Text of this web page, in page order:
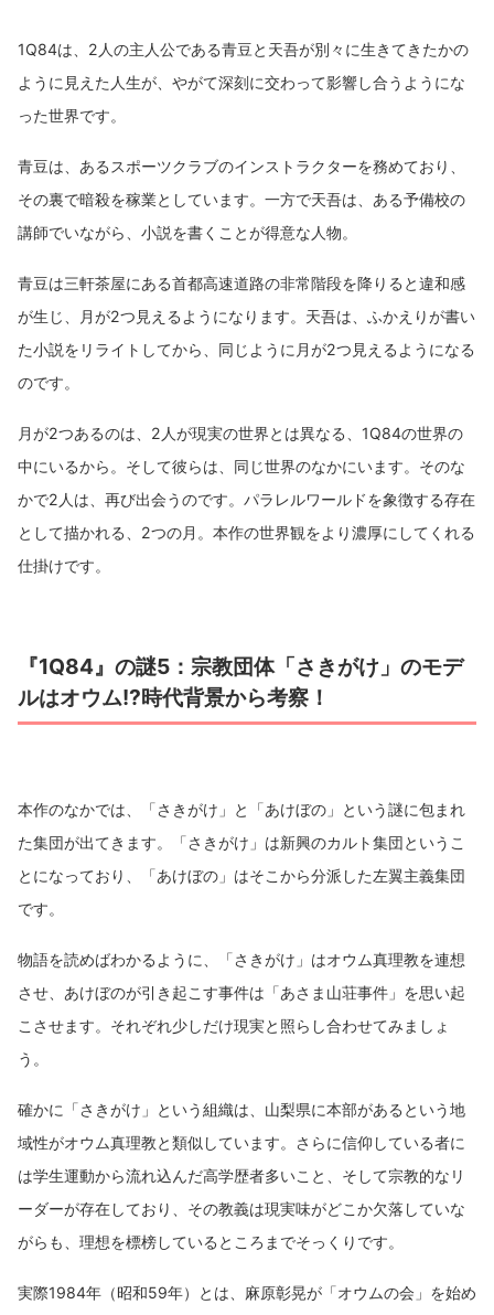
1Q84は、2人の主人公である青豆と天吾が別々に生きてきたかの
ように見えた人生が、やがて深刻に交わって影響し合うようにな
った世界です。
青豆は、あるスポーツクラブのインストラクターを務めており、
その裏で暗殺を稼業としています。一方で天吾は、ある予備校の
講師でいながら、小説を書くことが得意な人物。
青豆は三軒茶屋にある首都高速道路の非常階段を降りると違和感
が生じ、月が2つ見えるようになります。天吾は、ふかえりが書い
た小説をリライトしてから、同じように月が2つ見えるようになる
のです。
月が2つあるのは、2人が現実の世界とは異なる、1Q84の世界の
中にいるから。そして彼らは、同じ世界のなかにいます。そのな
かで2人は、再び出会うのです。パラレルワールドを象徴する存在
として描かれる、2つの月。本作の世界観をより濃厚にしてくれる
仕掛けです。
『1Q84』の謎5：宗教団体「さきがけ」のモデ
ルはオウム!?時代背景から考察！
本作のなかでは、「さきがけ」と「あけぼの」という謎に包まれ
た集団が出てきます。「さきがけ」は新興のカルト集団というこ
とになっており、「あけぼの」はそこから分派した左翼主義集団
です。
物語を読めばわかるように、「さきがけ」はオウム真理教を連想
させ、あけぼのが引き起こす事件は「あさま山荘事件」を思い起
こさせます。それぞれ少しだけ現実と照らし合わせてみましょ
う。
確かに「さきがけ」という組織は、山梨県に本部があるという地
域性がオウム真理教と類似しています。さらに信仰している者に
は学生運動から流れ込んだ高学歴者多いこと、そして宗教的なリ
ーダーが存在しており、その教義は現実味がどこか欠落していな
がらも、理想を標榜しているところまでそっくりです。
実際1984年（昭和59年）とは、麻原彰晃が「オウムの会」を始め